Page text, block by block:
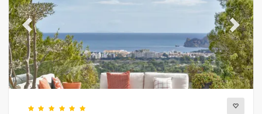
Previous Next